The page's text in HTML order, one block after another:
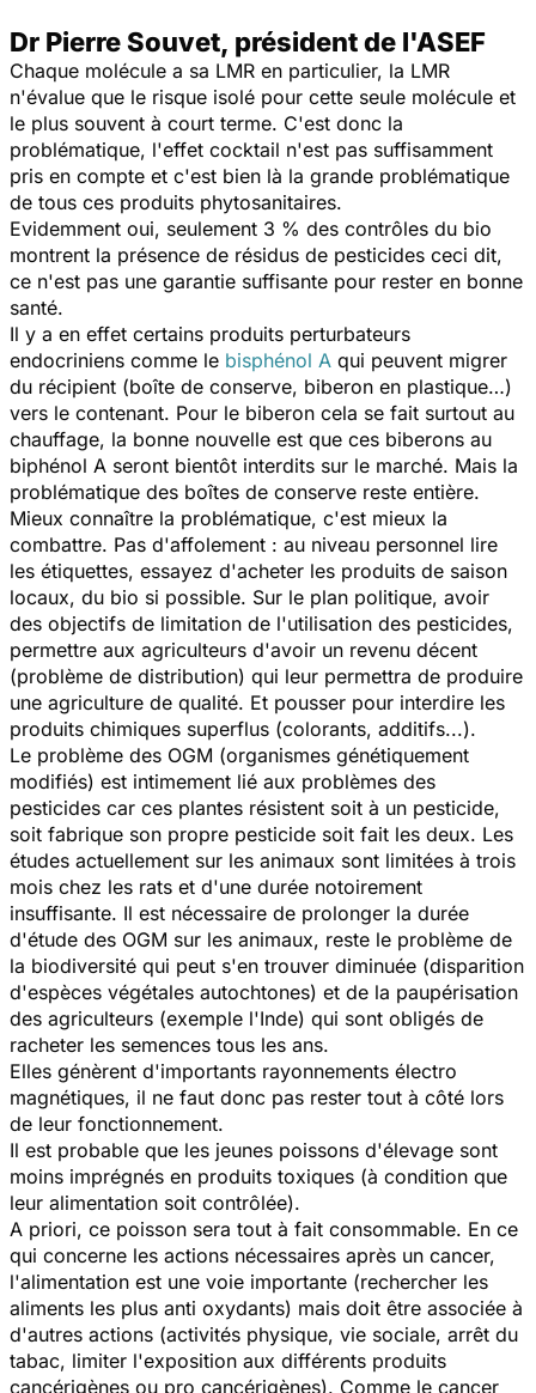
Dr Pierre Souvet, président de l'ASEF
Chaque molécule a sa LMR en particulier, la LMR
n'évalue que le risque isolé pour cette seule molécule et
le plus souvent à court terme. C'est donc la
problématique, l'effet cocktail n'est pas suffisamment
pris en compte et c'est bien là la grande problématique
de tous ces produits phytosanitaires.
Evidemment oui, seulement 3 % des contrôles du bio
montrent la présence de résidus de pesticides ceci dit,
ce n'est pas une garantie suffisante pour rester en bonne
santé.
Il y a en effet certains produits perturbateurs
endocriniens comme le bisphénol A qui peuvent migrer
du récipient (boîte de conserve, biberon en plastique…)
vers le contenant. Pour le biberon cela se fait surtout au
chauffage, la bonne nouvelle est que ces biberons au
biphénol A seront bientôt interdits sur le marché. Mais la
problématique des boîtes de conserve reste entière.
Mieux connaître la problématique, c'est mieux la
combattre. Pas d'affolement : au niveau personnel lire
les étiquettes, essayez d'acheter les produits de saison
locaux, du bio si possible. Sur le plan politique, avoir
des objectifs de limitation de l'utilisation des pesticides,
permettre aux agriculteurs d'avoir un revenu décent
(problème de distribution) qui leur permettra de produire
une agriculture de qualité. Et pousser pour interdire les
produits chimiques superflus (colorants, additifs...).
Le problème des OGM (organismes génétiquement
modifiés) est intimement lié aux problèmes des
pesticides car ces plantes résistent soit à un pesticide,
soit fabrique son propre pesticide soit fait les deux. Les
études actuellement sur les animaux sont limitées à trois
mois chez les rats et d'une durée notoirement
insuffisante. Il est nécessaire de prolonger la durée
d'étude des OGM sur les animaux, reste le problème de
la biodiversité qui peut s'en trouver diminuée (disparition
d'espèces végétales autochtones) et de la paupérisation
des agriculteurs (exemple l'Inde) qui sont obligés de
racheter les semences tous les ans.
Elles génèrent d'importants rayonnements électro
magnétiques, il ne faut donc pas rester tout à côté lors
de leur fonctionnement.
Il est probable que les jeunes poissons d'élevage sont
moins imprégnés en produits toxiques (à condition que
leur alimentation soit contrôlée).
A priori, ce poisson sera tout à fait consommable. En ce
qui concerne les actions nécessaires après un cancer,
l'alimentation est une voie importante (rechercher les
aliments les plus anti oxydants) mais doit être associée à
d'autres actions (activités physique, vie sociale, arrêt du
tabac, limiter l'exposition aux différents produits
cancérigènes ou pro cancérigènes). Comme le cancer